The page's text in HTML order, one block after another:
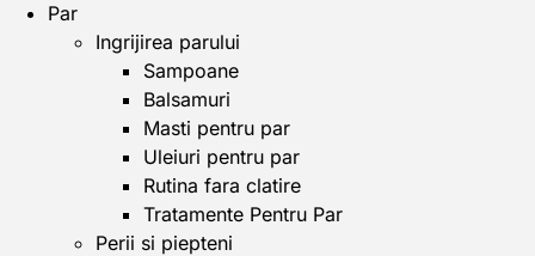
Par
Ingrijirea parului
Sampoane
Balsamuri
Masti pentru par
Uleiuri pentru par
Rutina fara clatire
Tratamente Pentru Par
Perii si piepteni